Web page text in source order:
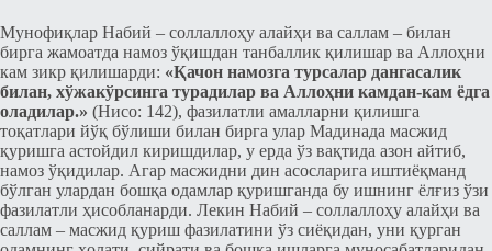
Мунофиқлар Набий ‒ соллаллоҳу алайҳи ва саллам ‒ билан
бирга жамоатда намоз ўқишдан танбаллик қилишар ва Аллоҳни
кам зикр қилишарди: «Қачон намозга турсалар дангасалик
билан, хўжакўрсинга турадилар ва Аллоҳни камдан-кам ёдга
оладилар.» (Нисо: 142), фазилатли амалларни қилишга
тоқатлари йўқ бўлиши билан бирга улар Мадинада масжид
қуришга астойдил киришдилар, у ерда ўз вақтида азон айтиб,
намоз ўқидилар. Агар масжидни дин асосларига иштиёқманд
бўлган улардан бошқа одамлар қуришганда бу ишнинг ёлғиз ўзи
фазилатли ҳисобланарди. Лекин Набий ‒ соллаллоҳу алайҳи ва
саллам ‒ масжид қуриш фазилатини ўз сиёқидан, уни қурган